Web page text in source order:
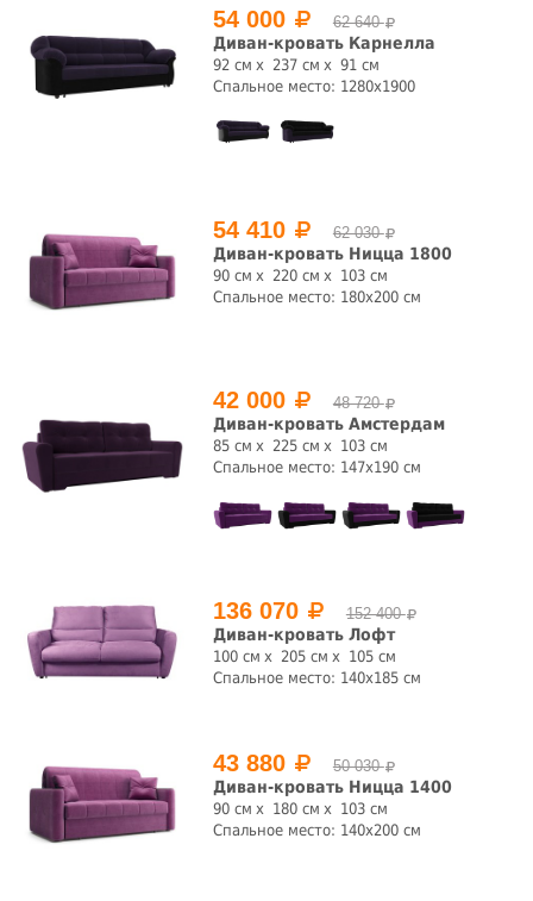
54 000 62 640
Диван-кровать Карнелла
92 см 237 см
91 см
Спальное место: 1280x1900
54 410 62 030
Диван-кровать Ницца 1800
90 см 220 см
103 см
Спальное место: 180x200 см
42 000 48 720
Диван-кровать Амстердам
85 см 225 см
103 см
Спальное место: 147x190 см
136 070 152 400
Диван-кровать Лофт
100 см 205 см
105 см
Спальное место: 140x185 см
43 880 50 030
Диван-кровать Ницца 1400
90 см 180 см
103 см
Спальное место: 140x200 см